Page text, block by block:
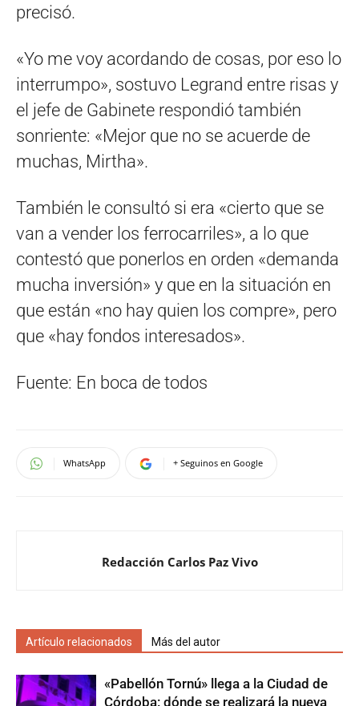
precisó.
«Yo me voy acordando de cosas, por eso lo
interrumpo», sostuvo Legrand entre risas y
el jefe de Gabinete respondió también
sonriente: «Mejor que no se acuerde de
muchas, Mirtha».
También le consultó si era «cierto que se
van a vender los ferrocarriles», a lo que
contestó que ponerlos en orden «demanda
mucha inversión» y que en la situación en
que están «no hay quien los compre», pero
que «hay fondos interesados».
Fuente: En boca de todos
WhatsApp + Seguinos en Google
Redacción Carlos Paz Vivo
Artículo relacionados Más del autor
«Pabellón Tornú» llega a la Ciudad de
Córdoba: dónde se realizará la nueva